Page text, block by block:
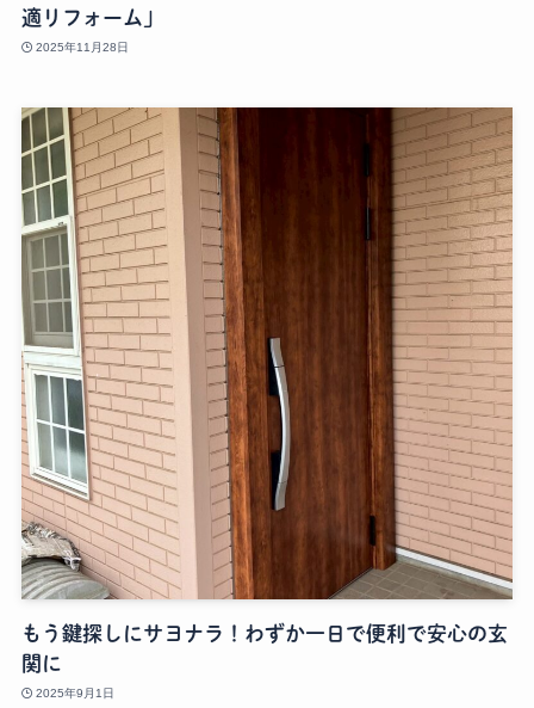
適リフォーム」
2025年11月28日
もう鍵探しにサヨナラ！わずか一日で便利で安心の玄
関に
2025年9月1日